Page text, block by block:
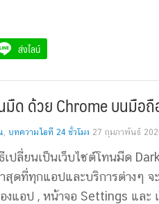
ส่งไลน์
มืด ด้วย Chrome บนมือ
, บทความไอที 24 ชั่วโมง 27 กุมภาพันธ์
เปลี่ยนเป็นเว็บไซต์โทนมืด
สุดที่ทุกแอปและบริการต่างๆ จ
งแอป , หน้าจอ Settings และ